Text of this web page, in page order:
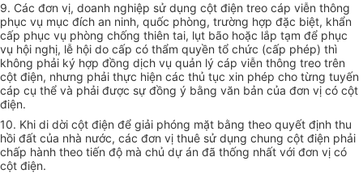
9. Các đơn vị, doanh nghiệp sử dụng cột điện treo cáp viễn thông
phục vụ mục đích an ninh, quốc phòng, trường hợp đặc biệt, khẩn
cấp phục vụ phòng chống thiên tai, lụt bão hoặc lắp tạm để phục
vụ hội nghị, lễ hội do cấp có thẩm quyền tổ chức (cấp phép) thì
không phải ký hợp đồng dịch vụ quản lý cáp viễn thông treo trên
cột điện, nhưng phải thực hiện các thủ tục xin phép cho từng tuyến
cáp cụ thể và phải được sự đồng ý bằng văn bản của đơn vị có cột
điện.
10. Khi di dời cột điện để giải phóng mặt bằng theo quyết định thu
hồi đất của nhà nước, các đơn vị thuê sử dụng chung cột điện phải
chấp hành theo tiến độ mà chủ dự án đã thống nhất với đơn vị có
cột điện.